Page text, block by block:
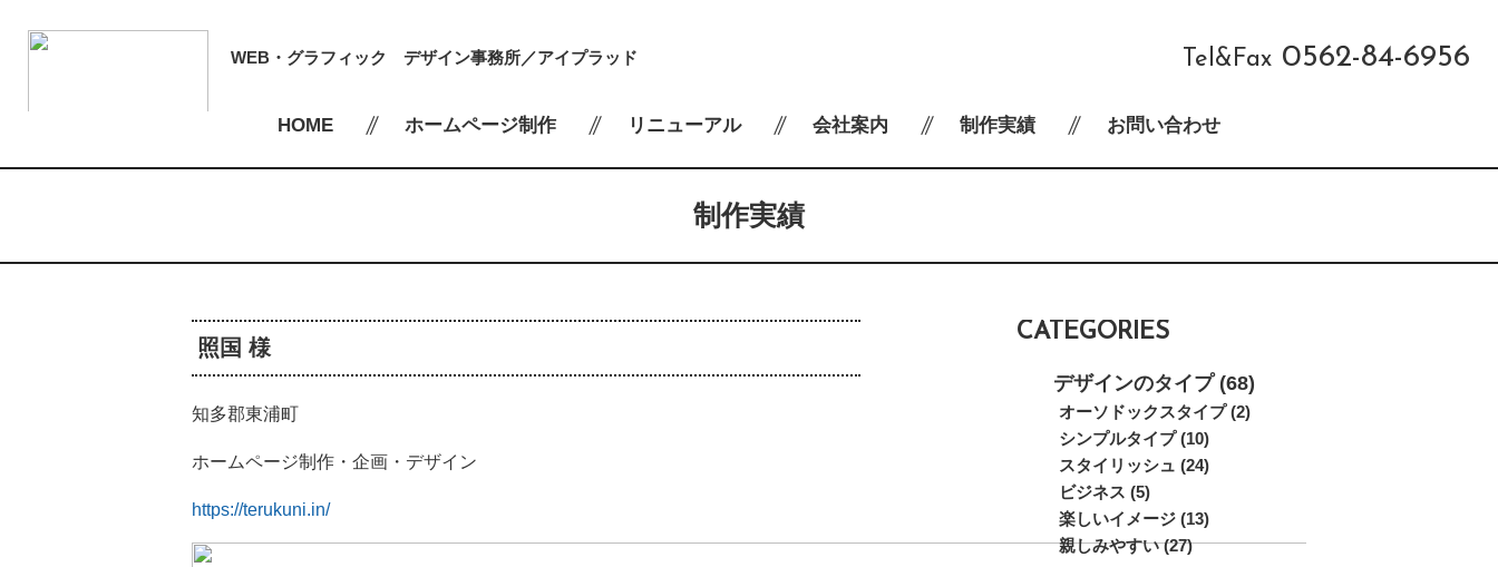
WEB・グラフィック デザイン事務所／アイプラッド Tel&Fax 0562-84-6956
HOME ホームページ制作 リニューアル 会社案内 制作実績 お問い合わせ
制作実績
照国 様
知多郡東浦町
ホームページ制作・企画・デザイン
https://terukuni.in/
CATEGORIES
デザインのタイプ (68)
オーソドックスタイプ (2)
シンプルタイプ (10)
スタイリッシュ (24)
ビジネス (5)
楽しいイメージ (13)
親しみやすい (27)